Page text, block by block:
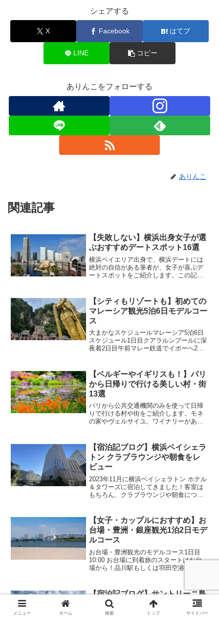
シェアする
X Facebook はてブ
LINE コピー
ありんこをフォローする
ありんこ
関連記事
【失敗しない】横浜出身女子が選
ぶおすすめデートスポット16選
横浜ベイエリア出身で、横浜デートには
絶対の自信がある筆者が、女子が喜ぶデ
ートスポットをご紹介します。この記事
日本大通りいきなりみなとみらいじゃ普
通すぎるので、違いを見...
【シティもリゾートも】初めての
マレーシア観光5泊6日モデルコー
ス
大まかなスケジュールマレーシア5泊6日
スケジュール1日目クアラルンプールに深
夜着2日目午前マレー鉄道でイポーへ2日
アラルンプールへ4日目午後クアラルンプ
ールの繁華街...
【ベルギーやイギリスも！】パリ
から日帰りで行ける美しい村・街
13選
パリから公共交通機関のみを使って日帰
りで行ける村や街をご紹介します。モネ
の家やヴェルサイユ、ワイナリーがある
イス、ルクセンブルクなど近隣の国にも
足を伸ばせますよ。
【宿泊記ブログ】横浜ベイシェラ
トン クラブラウンジや朝食をレ
ビュー
2023年11月に横浜ベイシェラトン ホテル
＆タワーズに宿泊してきました！客室は
もちろん、クラブラウンジや朝食につい
西口から徒歩1分とかなりアクセス良好で
す！横浜駅西口...
【女子・カップルにおすすめ】お
台場・豊洲・銀座観光1泊2日モデ
ルコース
お台場・豊洲観光のモデルコース1日目
10:00 お台場に到着旅のスタートはお台
場から！品川駅もしくは羽田空港から行
浜公園駅もしくは台場駅を利用するのが
便利です！荷物が重...
【宿泊記ブログ】サントリーニ島
イアの洞窟ホテルOia Mare Villas
サントリーニ島といえば洞窟ホテル！
メニュー ホーム 検索 トップ サイドバー